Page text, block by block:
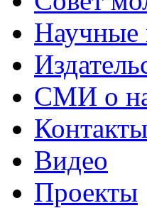
Научные
СМИ о
Контакты
Видео
Проекты